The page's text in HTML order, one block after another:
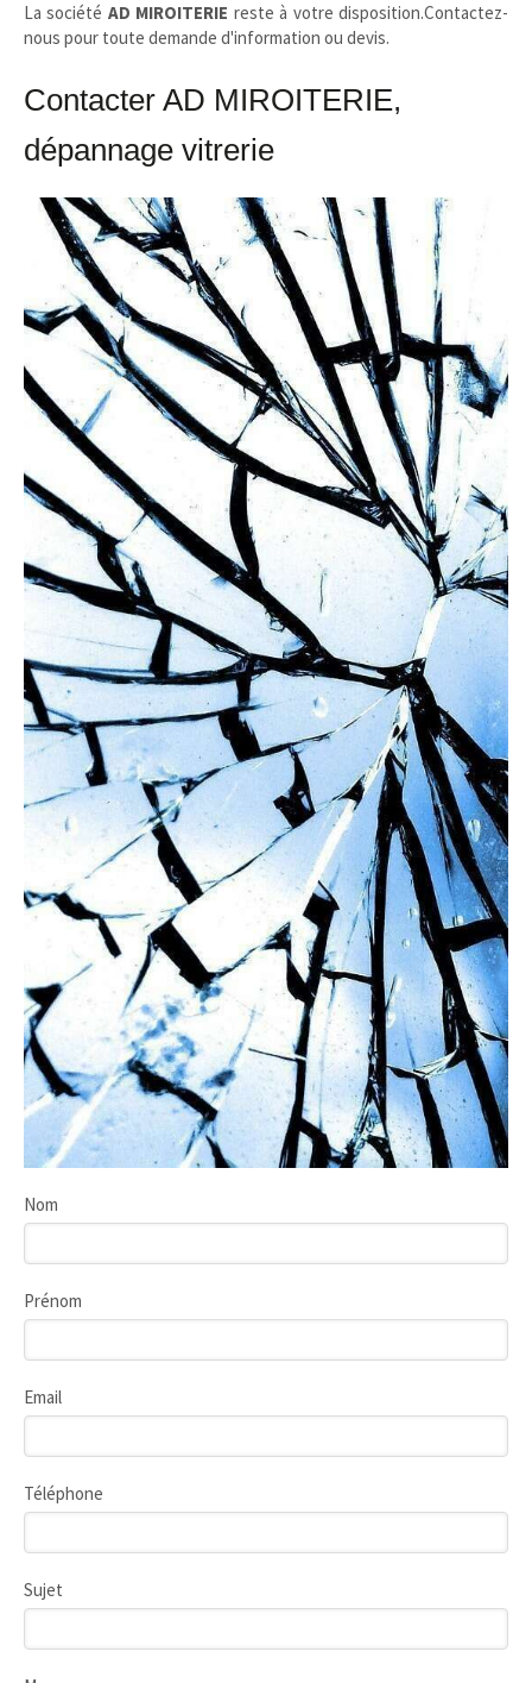
La société AD MIROITERIE reste à votre disposition.Contactez-
nous pour toute demande d'information ou devis.
Contacter AD MIROITERIE,
dépannage vitrerie
Nom
Prénom
Email
Téléphone
Sujet